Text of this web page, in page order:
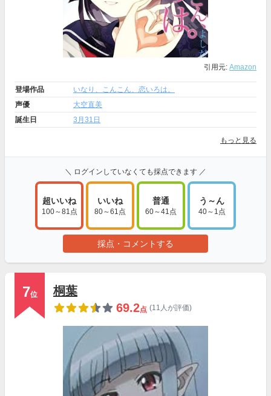
引用元: Amazon
登場作品
いなり、こんこん、恋いろは。
声優
大空直美
誕生日
3月31日
もっと見る
＼ ログインしていなくても採点できます ／
超いいね
100～81点
いいね
80～61点
普通
60～41点
う～ん
40～1点
採点・コメントする
7位
桐葉
69.2点 (11人が評価)